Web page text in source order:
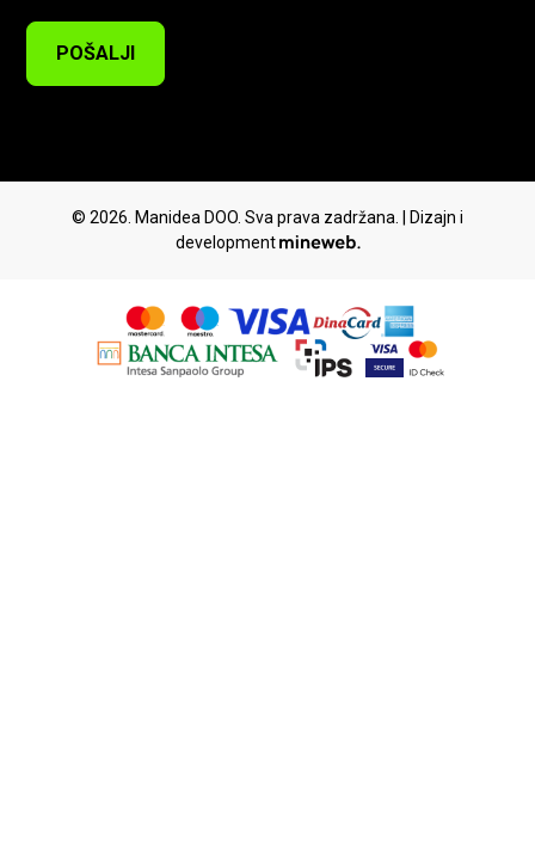
POŠALJI
© 2026. Manidea DOO. Sva prava zadržana. | Dizajn i
development